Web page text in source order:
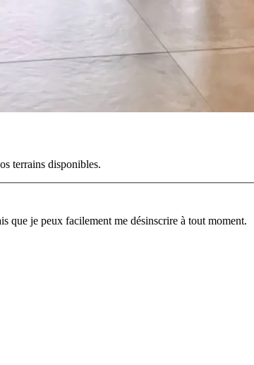
terrains disponibles.
que je peux facilement me désinscrire à tout moment.